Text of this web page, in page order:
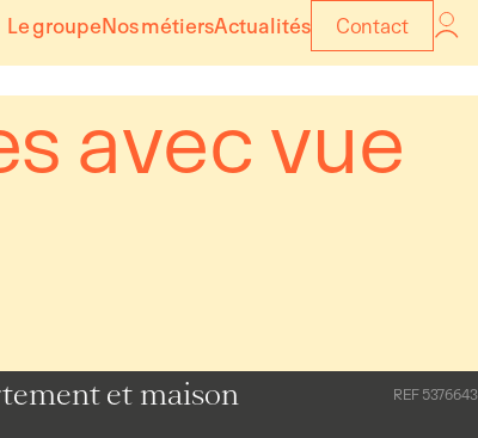
Le groupeNos métiersActualités Contact
avec vue
et maison REF 5376643